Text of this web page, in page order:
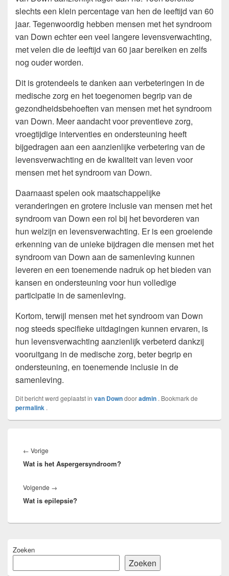
slechts een klein percentage van hen de leeftijd van 60
jaar. Tegenwoordig hebben mensen met het syndroom
van Down echter een veel langere levensverwachting,
met velen die de leeftijd van 60 jaar bereiken en zelfs
nog ouder worden.
Dit is grotendeels te danken aan verbeteringen in de
medische zorg en het toegenomen begrip van de
gezondheidsbehoeften van mensen met het syndroom
van Down. Meer aandacht voor preventieve zorg,
vroegtijdige interventies en ondersteuning heeft
bijgedragen aan een aanzienlijke verbetering van de
levensverwachting en de kwaliteit van leven voor
mensen met het syndroom van Down.
Daarnaast spelen ook maatschappelijke
veranderingen en grotere inclusie van mensen met het
syndroom van Down een rol bij het bevorderen van
hun welzijn en levensverwachting. Er is een groeiende
erkenning van de unieke bijdragen die mensen met het
syndroom van Down aan de samenleving kunnen
leveren en een toenemende nadruk op het bieden van
kansen en ondersteuning voor hun volledige
participatie in de samenleving.
Kortom, terwijl mensen met het syndroom van Down
nog steeds specifieke uitdagingen kunnen ervaren, is
hun levensverwachting aanzienlijk verbeterd dankzij
vooruitgang in de medische zorg, beter begrip en
ondersteuning, en toenemende inclusie in de
samenleving.
Dit bericht werd geplaatst in van Downdooradmin . Bookmark de
permalink .
navigatie
← Vorige
bericht:
Wat is het Aspergersyndroom?
Volgende →
bericht:
Wat is epilepsie?
zijbalk
gebied
Zoeken
Zoeken